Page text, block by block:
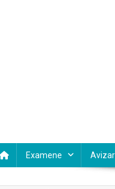
Examene